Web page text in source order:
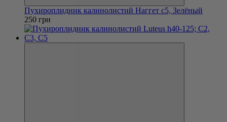
Пухироплидник калинолистий Наггет с5, Зелёный
250 грн